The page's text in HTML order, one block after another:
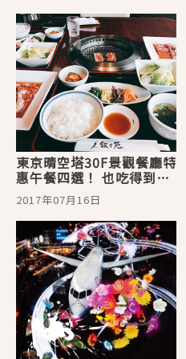
東京晴空塔30F景觀餐廳特
惠午餐四選！ 也吃得到敘
敘苑燒肉！
2017年07月16日